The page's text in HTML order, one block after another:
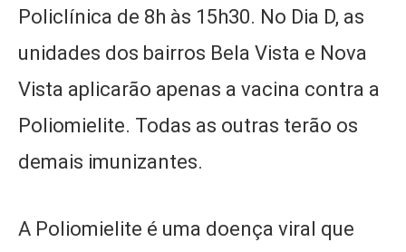
Policlínica de 8h às 15h30. No Dia D, as
unidades dos bairros Bela Vista e Nova
Vista aplicarão apenas a vacina contra a
Poliomielite. Todas as outras terão os
demais imunizantes.
A Poliomielite é uma doença viral que